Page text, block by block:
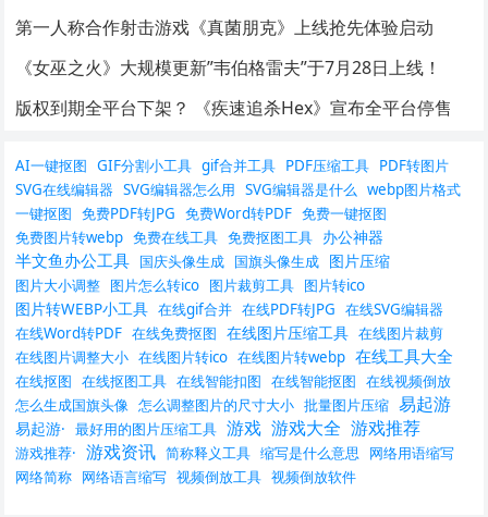
第一人称合作射击游戏《真菌朋克》上线抢先体验启动
《女巫之火》大规模更新”韦伯格雷夫”于7月28日上线！
版权到期全平台下架？ 《疾速追杀Hex》宣布全平台停售
AI一键抠图 GIF分割小工具 gif合并工具 PDF压缩工具 PDF转图片
SVG在线编辑器 SVG编辑器怎么用 SVG编辑器是什么 webp图片格式
一键抠图 免费PDF转JPG 免费Word转PDF 免费一键抠图
免费图片转webp 免费在线工具 免费抠图工具 办公神器
半文鱼办公工具 国庆头像生成 国旗头像生成 图片压缩
图片大小调整 图片怎么转ico 图片裁剪工具 图片转ico
图片转WEBP小工具 在线gif合并 在线PDF转JPG 在线SVG编辑器
在线Word转PDF 在线免费抠图 在线图片压缩工具 在线图片裁剪
在线图片调整大小 在线图片转ico 在线图片转webp 在线工具大全
在线抠图 在线抠图工具 在线智能扣图 在线智能抠图 在线视频倒放
怎么生成国旗头像 怎么调整图片的尺寸大小 批量图片压缩 易起游
易起游· 最好用的图片压缩工具 游戏 游戏大全 游戏推荐
游戏推荐· 游戏资讯 简称释义工具 缩写是什么意思
网络用语缩写
网络简称 网络语言缩写 视频倒放工具 视频倒放软件